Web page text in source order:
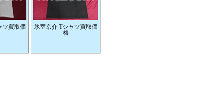
ツ買取価
氷室京介 Tシャツ買取価
格